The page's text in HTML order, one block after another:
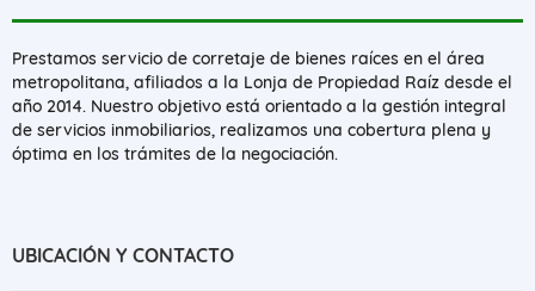
Prestamos servicio de corretaje de bienes raíces en el área
metropolitana, afiliados a la Lonja de Propiedad Raíz desde el
año 2014. Nuestro objetivo está orientado a la gestión integral
de servicios inmobiliarios, realizamos una cobertura plena y
óptima en los trámites de la negociación.
UBICACIÓN Y CONTACTO